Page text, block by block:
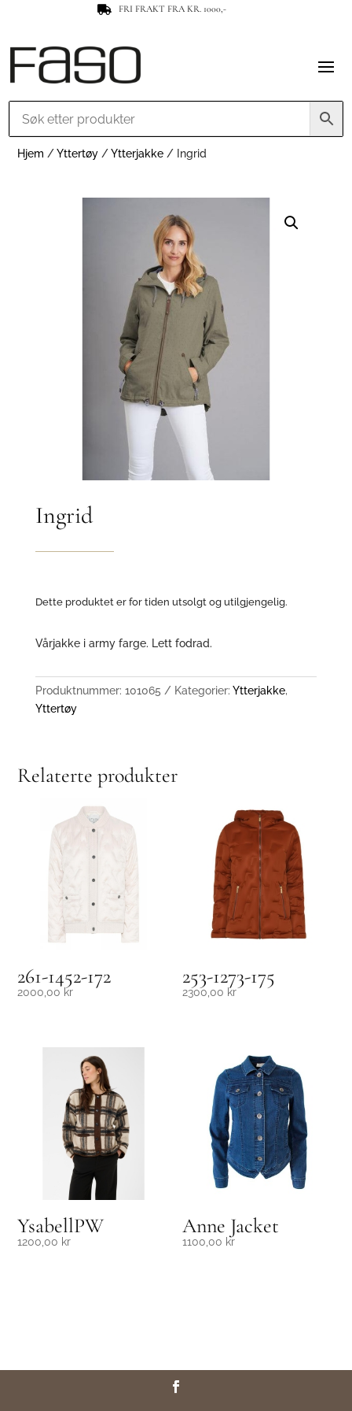
 FRI FRAKT FRA KR. 1000,-
Hjem /Yttertøy /Ytterjakke / Ingrid
Ingrid
Dette produktet er for tiden utsolgt og utilgjengelig.
Vårjakke i army farge. Lett fodrad.
Produktnummer: 101065 Kategorier: Ytterjakke,
Yttertøy
Relaterte produkter
261-1452-172
2000,00 kr
253-1273-175
2300,00 kr
YsabellPW
1200,00 kr
Anne Jacket
1100,00 kr